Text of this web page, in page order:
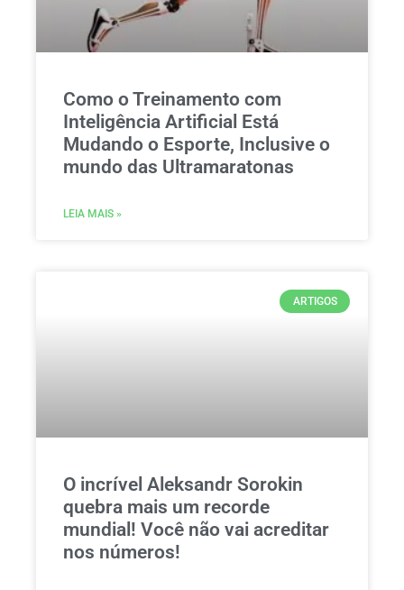
Como o Treinamento com
Inteligência Artificial Está
Mudando o Esporte, Inclusive o
mundo das Ultramaratonas
LEIA MAIS »
ARTIGOS
O incrível Aleksandr Sorokin
quebra mais um recorde
mundial! Você não vai acreditar
nos números!